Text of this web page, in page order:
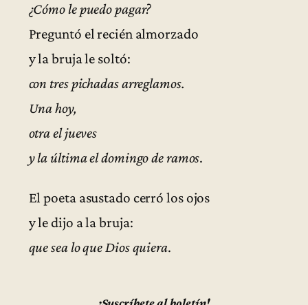
¿Cómo le puedo pagar?
Preguntó el recién almorzado
y la bruja le soltó:
con tres pichadas arreglamos.
Una hoy,
otra el jueves
y la última el domingo de ramos.
El poeta asustado cerró los ojos
y le dijo a la bruja:
que sea lo que Dios quiera.